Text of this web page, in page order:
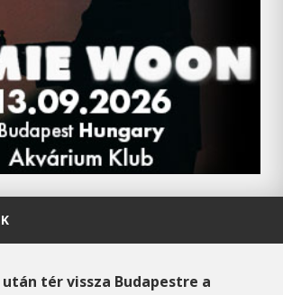
tér vissza Budapestre a